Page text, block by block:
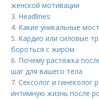
женской мотивации
3. Headlines:
4. Какие уникальные
5. Кардио или силовые
бороться с жиром
6. Почему растяжка
шаг для вашего тела
7.Сексолог и гинеколог
интимную жизнь после